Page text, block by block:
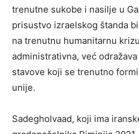
trenutne sukobe i nasilje u
prisustvo izraelskog štanda
na trenutnu humanitarnu
administrativna, već
stavove koji se trenutno
unije.
Sadegholvaad, koji ima